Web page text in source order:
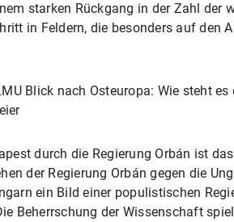
starken Rückgang in der Zahl der
in Feldern, die besonders auf den
Blick nach Osteuropa: Wie steht es
durch die Regierung Orbán ist
der Regierung Orbán gegen die
ein Bild einer populistischen
Beherrschung der Wissenschaft